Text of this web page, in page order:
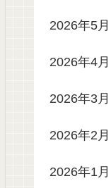
2026年5月
2026年4月
2026年3月
2026年2月
2026年1月